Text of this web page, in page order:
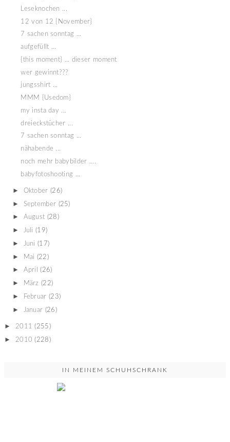
Leseknochen ...
12 von 12 {November}
7 sachen sonntag ...
aufgefüllt ...
{this moment} ... dieser moment
wer gewinnt???
jungsshirt ...
MMM {Usedom}
my insta day ...
dreieckstücher ...
7 sachen sonntag ...
nähabende ...
noch mehr babybilder ....
babyfotoshooting ...
► Oktober (26)
► September (25)
► August (28)
► Juli (19)
► Juni (17)
► Mai (22)
► April (26)
► März (22)
► Februar (23)
► Januar (26)
► 2011 (255)
► 2010 (228)
IN MEINEM SCHUHSCHRANK